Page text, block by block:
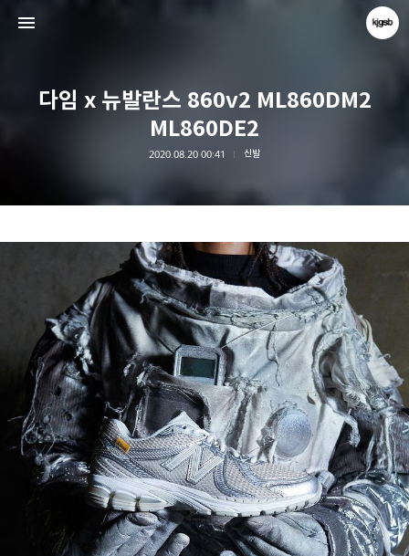
다임 x 뉴발란스 860v2 ML860DM2
ML860DE2
2020.08.20 00:41 신발
kjgsb